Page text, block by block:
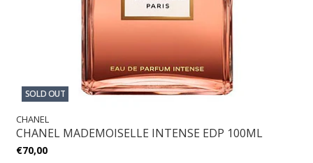
SOLD OUT
CHANEL
CHANEL MADEMOISELLE INTENSE EDP 100ML
€70,00